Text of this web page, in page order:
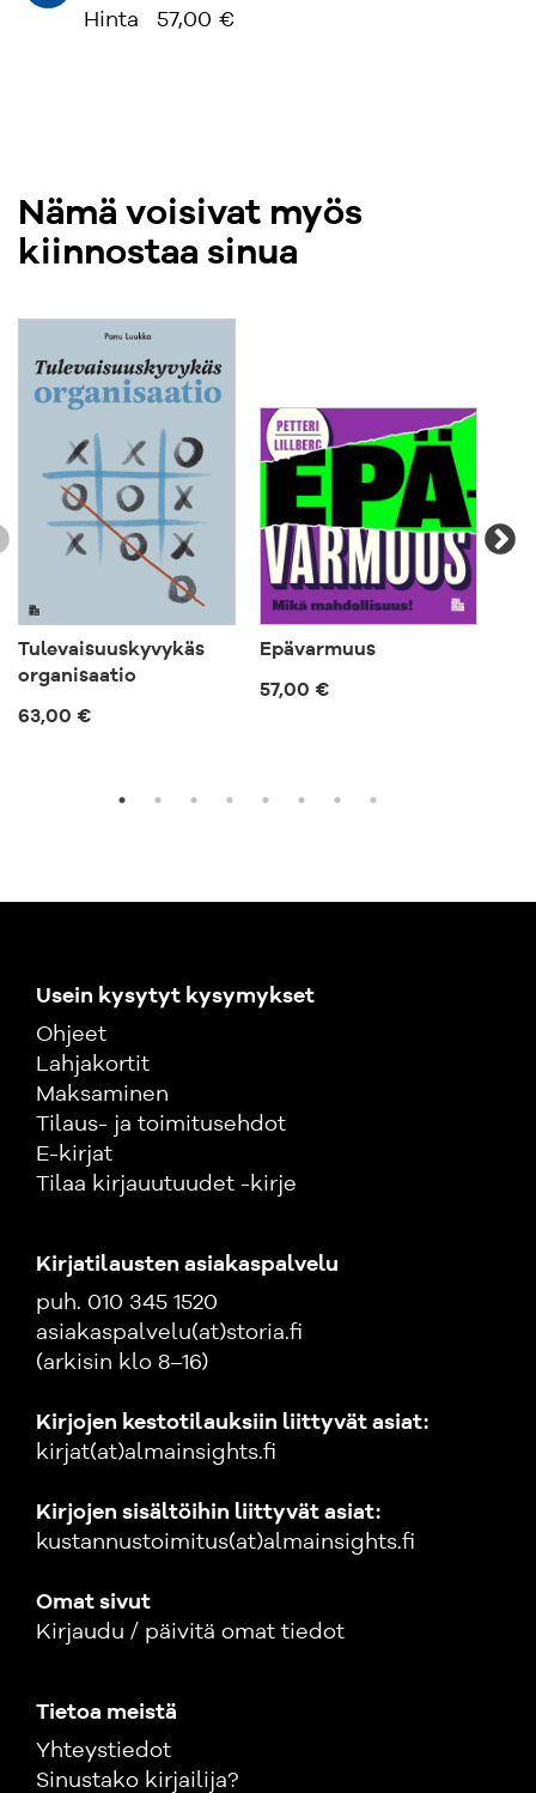
Hinta 57,00 €
Nämä voisivat myös
kiinnostaa sinua
Tulevaisuuskyvykäs
organisaatio
63,00 €
Epävarmuus
57,00 €
Usein kysytyt kysymykset
Ohjeet
Lahjakortit
Maksaminen
Tilaus- ja toimitusehdot
E-kirjat
Tilaa kirjauutuudet -kirje
Kirjatilausten asiakaspalvelu
puh. 010 345 1520
asiakaspalvelu(at)storia.fi
(arkisin klo 8–16)
Kirjojen kestotilauksiin liittyvät asiat:
kirjat(at)almainsights.fi
Kirjojen sisältöihin liittyvät asiat:
kustannustoimitus(at)almainsights.fi
Omat sivut
Kirjaudu / päivitä omat tiedot
Tietoa meistä
Yhteystiedot
Sinustako kirjailija?